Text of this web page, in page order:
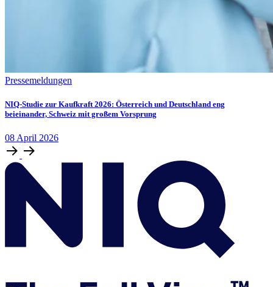
Pressemeldungen
NIQ-Studie zur Kaufkraft 2026: Österreich und Deutschland eng
beieinander, Schweiz mit großem Vorsprung
08 April 2026